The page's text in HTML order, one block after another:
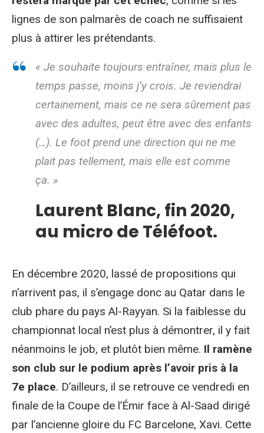
lignes de son palmarès de coach ne suffisaient
plus à attirer les prétendants.
« Je souhaite toujours entraîner, mais plus le
temps passe, moins j’y crois. Je reviendrai
certainement, mais ce ne sera sûrement pas
avec des adultes, peut être avec des enfants
(…). Le foot prend une direction qui ne me
plait pas tellement, mais elle est comme
ça. »
Laurent Blanc, fin 2020,
au micro de Téléfoot.
En décembre 2020, lassé de propositions qui
n’arrivent pas, il s’engage donc au Qatar dans le
club phare du pays Al-Rayyan. Si la faiblesse du
championnat local n’est plus à démontrer, il y fait
néanmoins le job, et plutôt bien même. Il ramène
son club sur le podium après l’avoir pris à la
7e place. D’ailleurs, il se retrouve ce vendredi en
finale de la Coupe de l’Émir face à Al-Saad dirigé
par l’ancienne gloire du FC Barcelone, Xavi. Cette